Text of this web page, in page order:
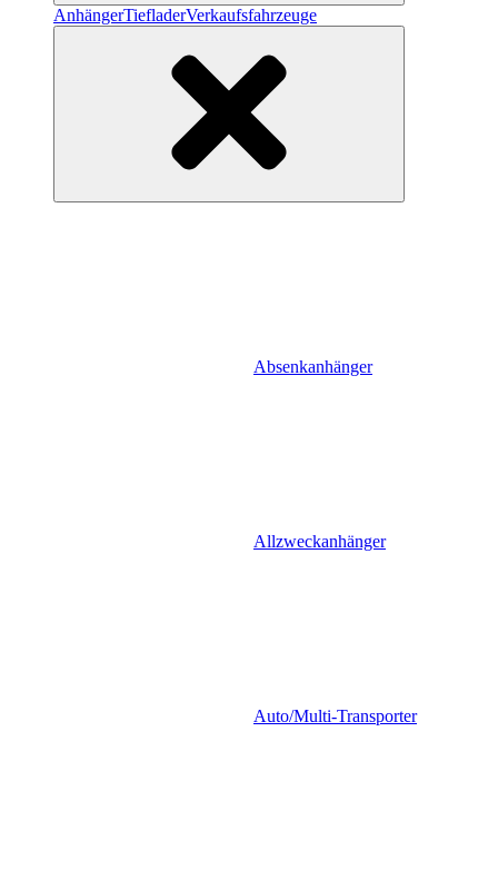
AnhängerTiefladerVerkaufsfahrzeuge
Absenkanhänger
Allzweckanhänger
Auto/Multi-Transporter